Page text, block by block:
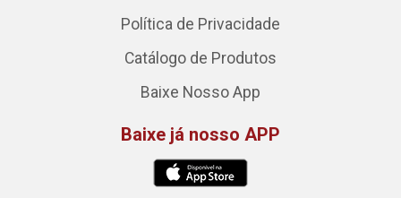
Política de Privacidade
Catálogo de Produtos
Baixe Nosso App
Baixe já nosso APP